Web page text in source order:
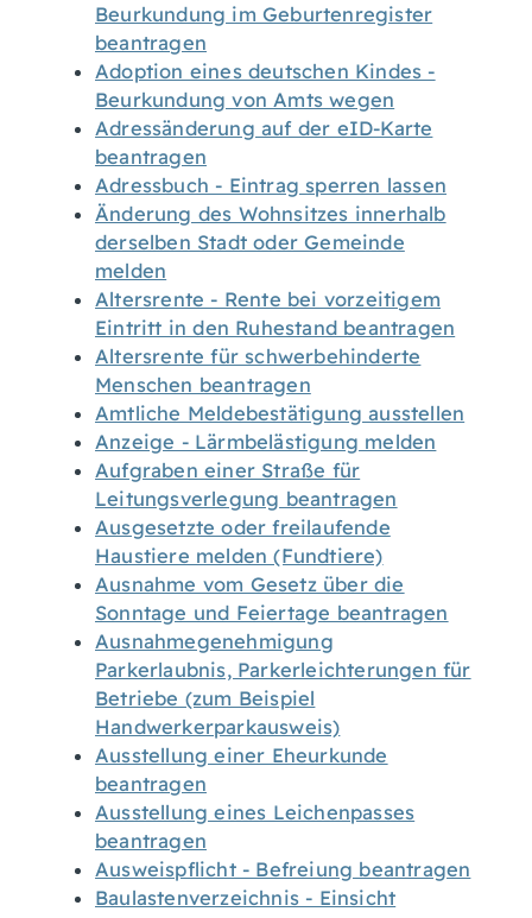
Beurkundung im Geburtenregister
beantragen
Adoption eines deutschen Kindes -
Beurkundung von Amts wegen
Adressänderung auf der eID-Karte
beantragen
Adressbuch - Eintrag sperren lassen
Änderung des Wohnsitzes innerhalb
derselben Stadt oder Gemeinde
melden
Altersrente - Rente bei vorzeitigem
Eintritt in den Ruhestand beantragen
Altersrente für schwerbehinderte
Menschen beantragen
Amtliche Meldebestätigung ausstellen
Anzeige - Lärmbelästigung melden
Aufgraben einer Straße für
Leitungsverlegung beantragen
Ausgesetzte oder freilaufende
Haustiere melden (Fundtiere)
Ausnahme vom Gesetz über die
Sonntage und Feiertage beantragen
Ausnahmegenehmigung
Parkerlaubnis, Parkerleichterungen für
Betriebe (zum Beispiel
Handwerkerparkausweis)
Ausstellung einer Eheurkunde
beantragen
Ausstellung eines Leichenpasses
beantragen
Ausweispflicht - Befreiung beantragen
Baulastenverzeichnis - Einsicht